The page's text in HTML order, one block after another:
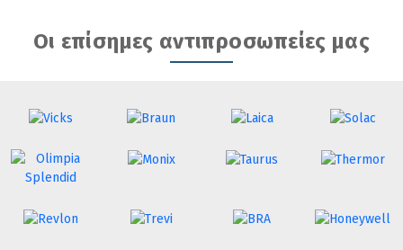
Οι επίσημες αντιπροσωπείες μας